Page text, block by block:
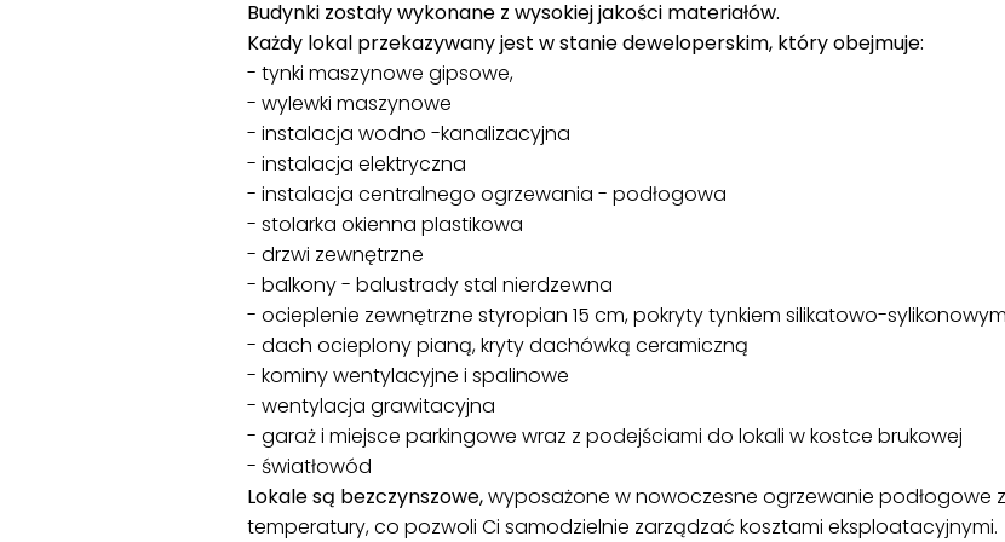
Budynki zostały wykonane z wysokiej jakości materiałów.
Każdy lokal przekazywany jest w stanie deweloperskim, który obejmuje:
- tynki maszynowe gipsowe,
- wylewki maszynowe
- instalacja wodno -kanalizacyjna
- instalacja elektryczna
- instalacja centralnego ogrzewania - podłogowa
- stolarka okienna plastikowa
- drzwi zewnętrzne
- balkony - balustrady stal nierdzewna
- ocieplenie zewnętrzne styropian 15 cm, pokryty tynkiem silikatowo-sylikonowym
- dach ocieplony pianą, kryty dachówką ceramiczną
- kominy wentylacyjne i spalinowe
- wentylacja grawitacyjna
- garaż i miejsce parkingowe wraz z podejściami do lokali w kostce brukowej
- światłowód
Lokale są bezczynszowe,wyposażone w nowoczesne ogrzewanie podłogowe
temperatury, co pozwoli Ci samodzielnie zarządzać kosztami eksploatacyjnymi.